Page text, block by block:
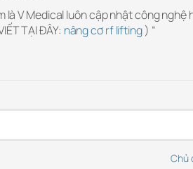
là V Medical luôn cập nhật công nghệ
TẠI ĐÂY: nâng cơ rf lifting) “
Chủ